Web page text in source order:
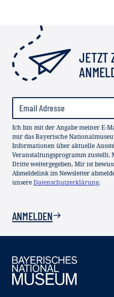
JETZT
Ich bin mit der Angabe meiner E-
mir das Bayerische
Informationen über aktuelle
Veranstaltungsprogramm zustellt.
Dritte weitergegeben. Mir ist
Abmeldelink im Newsletter
unsereDatenschutzerklärung.
ANMELDEN